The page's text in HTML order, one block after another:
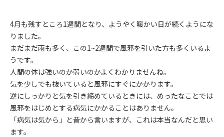
4月も残すところ1週間となり、ようやく暖かい日が続くようにな
りました。
まだまだ雨も多く、この1~2週間で風邪を引いた方も多くいるよ
うです。
人間の体は強いのか弱いのかよくわかりませんね。
気を少しでも抜いていると風邪にすぐにかかります。
逆にしっかりと気を引き締めているときには、めったなことでは
風邪をはじめとする病気にかかることはありません。
「病気は気から」と昔から言いますが、これは本当なんだと思い
ます。